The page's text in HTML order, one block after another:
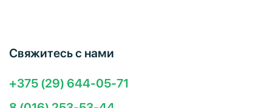
Свяжитесь с нами
+375 (29) 644-05-71